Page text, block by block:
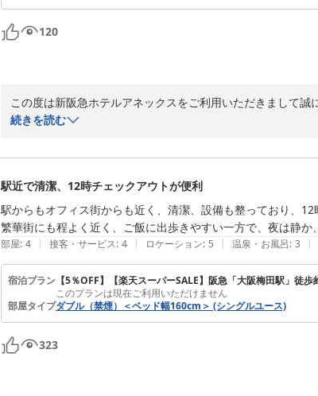
120
この度は新阪急ホテルアネックスをご利用いただきまして
疲れ様でございました。
駅・出口によっても所要時間が大きく異なります。当ホテ
ト係
新阪急ホテルアネックス
2026-08-02
続きを読む
駅近で清潔、12時チェックアウトが便利
駅からもオフィス街からも近く、清潔、設備も整っており、
繁華街にも程よく近く、ご飯に出歩きやすい一方で、夜は静
部屋: 4 | 接客・サービス: 4 | ロケーション: 5 | 温泉・お風呂: 3 |
宿泊プラン 【5％OFF】【楽天スーパーSALE】阪急「大阪梅田駅」徒歩
このプランは現在ご利用いただけません
部屋タイプダブル（禁煙）＜ベッド幅160cm＞ (シングルユース)
323